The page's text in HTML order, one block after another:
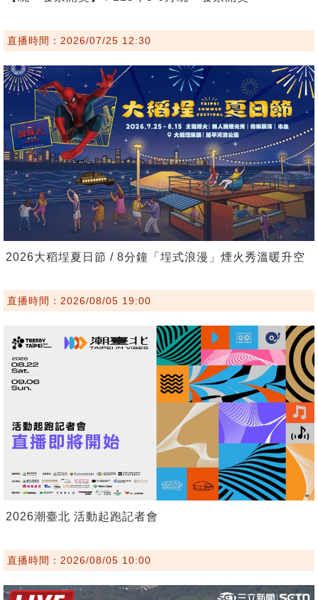
直播時間：2026/07/25 12:30
2026大稻埕夏日節 / 8分鐘「埕式浪漫」煙火秀溫暖升空
直播時間：2026/08/05 19:00
2026潮臺北 活動起跑記者會
直播時間：2026/08/05 10:00